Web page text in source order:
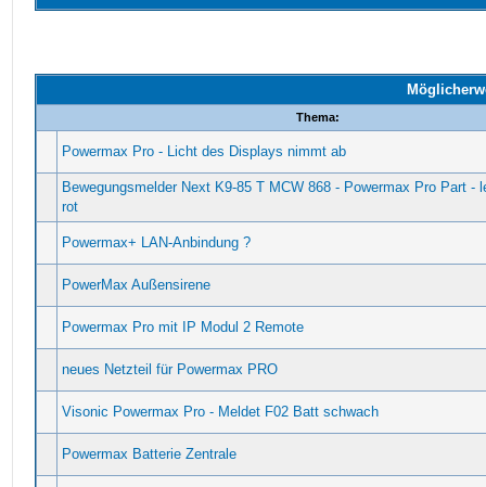
Thema:
Powermax Pro - Licht des Displays nimmt ab
Bewegungsmelder Next K9-85 T MCW 868 - Powermax Pro Part -
rot
Powermax+ LAN-Anbindung ?
PowerMax Außensirene
Powermax Pro mit IP Modul 2 Remote
neues Netzteil für Powermax PRO
Visonic Powermax Pro - Meldet F02 Batt schwach
Powermax Batterie Zentrale